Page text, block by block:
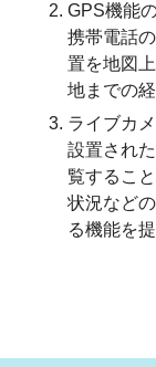
GPS機能
携帯電話
置を地図
地までの
ライブカ
設置され
覧するこ
状況など
る機能を